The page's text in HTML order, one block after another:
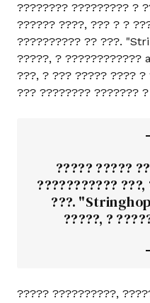
???????? ????????? ?
?????? ????, ??? ? ?
?????????? ?? ???.
?????, ? ????????????
???, ? ??? ????? ????
??? ???????? ???????
????? ?????
???????????
???.
?????, ?
????? ??????????,